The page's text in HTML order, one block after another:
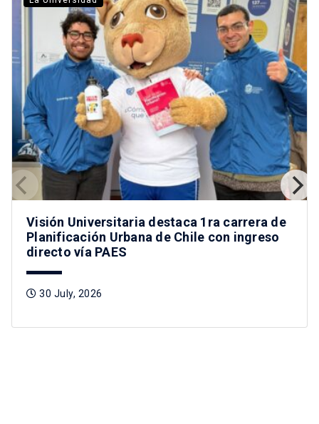
Visión Universitaria destaca 1ra carrera de
Planificación Urbana de Chile con ingreso
directo vía PAES
30 July, 2026